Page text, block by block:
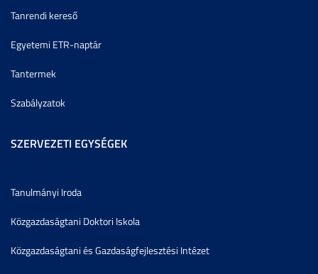
Tanrendi kereső
Egyetemi ETR-naptár
Tantermek
Szabályzatok
SZERVEZETI EGYSÉGEK
Tanulmányi Iroda
Közgazdaságtani Doktori Iskola
Közgazdaságtani és Gazdaságfejlesztési Intézet